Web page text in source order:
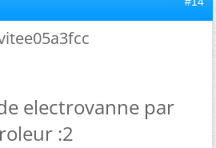
electrovanne par
:2